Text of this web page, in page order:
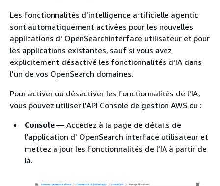
Les fonctionnalités d'intelligence artificielle agentic
sont automatiquement activées pour les nouvelles
applications d' OpenSearchinterface utilisateur et pour
les applications existantes, sauf si vous avez
explicitement désactivé les fonctionnalités d'IA dans
l'un de vos OpenSearch domaines.
Pour activer ou désactiver les fonctionnalités de l'IA,
vous pouvez utiliser l'API Console de gestion AWS ou :
Console — Accédez à la page de détails de
l'application d' OpenSearch interface utilisateur et
mettez à jour les fonctionnalités de l'IA à partir de
là.